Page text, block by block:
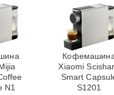
N1
Xiaomi
Smart
S1201